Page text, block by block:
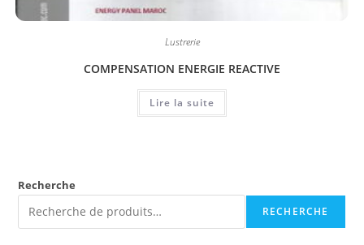
Lustrerie
COMPENSATION ENERGIE REACTIVE
Lire la suite
Recherche
RECHERCHE